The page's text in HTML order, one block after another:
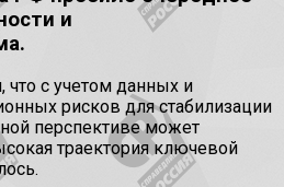
и
что с учетом данных и
рисков для стабилизации
перспективе может
траектория ключевой